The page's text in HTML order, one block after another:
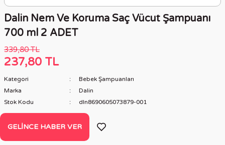
Dalin Nem Ve Koruma Saç Vücut Şampuanı
700 ml 2 ADET
339,80 TL
237,80 TL
Kategori
Bebek Şampuanları
Marka
Dalin
Stok Kodu
dln8690605073879-001
GELINCE HABER VER